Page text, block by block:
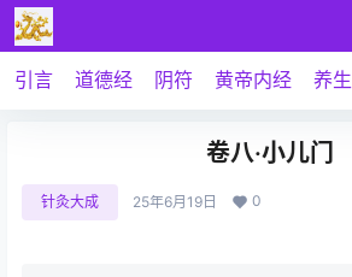
引言 道德经 阴符 黄帝内经 养生
卷八·小儿门
针灸大成 25年6月19日 0